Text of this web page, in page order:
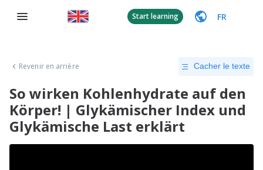
Start learning FR
Revenir en arrière Cacher le texte
So wirken Kohlenhydrate auf den
Körper! | Glykämischer Index und
Glykämische Last erklärt